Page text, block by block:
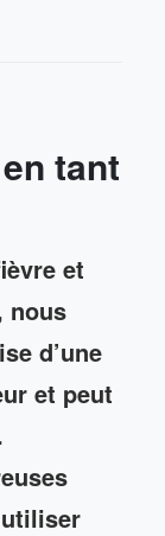
tant
et
nous
d’une
et peut